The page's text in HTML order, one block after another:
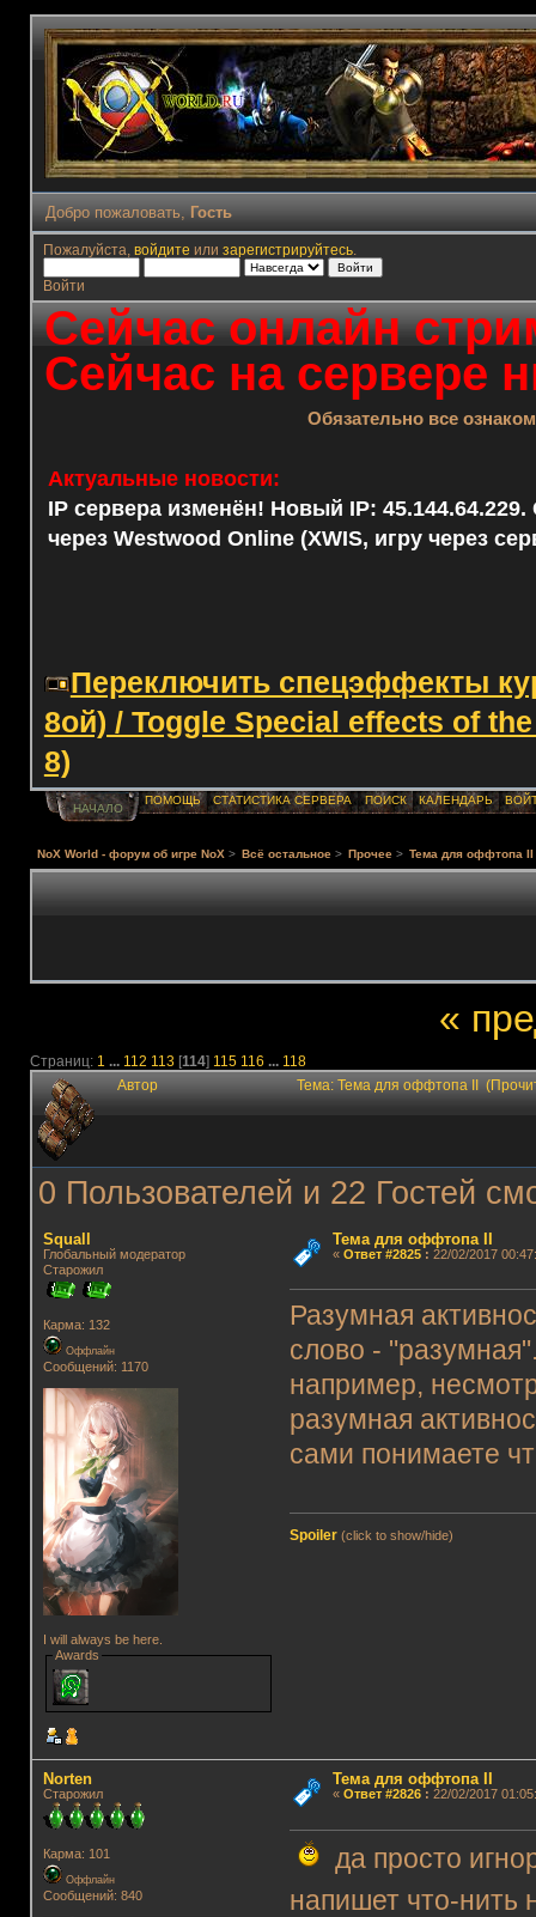
Добро пожаловать, Гость
Пожалуйста, войдите или зарегистрируйтесь.
Войти
Сейчас онлайн
Сейчас на сервере
Обязательно все
Актуальные новости:
IP сервера изменён! Новый IP: 45.144.64.229.
через Westwood Online (XWIS, игру через
Переключить спецэффекты
8ой) / Toggle Special effects of
8)
НАЧАЛО
ПОМОЩЬ СТАТИСТИКА СЕРВЕРА ПОИСК КАЛЕНДАРЬ
NoX World - форум об игре NoX > Всё остальное > Прочее > Тема для оффтопа II
«
Страниц: 1 ... 112 113[114] 115 116 ... 118
Автор Тема: Тема для оффтопа II
0 Пользователей и 22 Гостей
Squall
Глобальный модератор
Старожил
Карма: 132
Оффлайн
Сообщений: 1170
I will always be here.
Awards
Тема для оффтопа II
« Ответ #2825: 22/02/2017
Разумная
слово -
например,
разумная
сами понимаете
Spoiler (click to show/hide)
Norten
Старожил
Карма: 101
Оффлайн
Сообщений: 840
Тема для оффтопа II
« Ответ #2826: 22/02/2017
да просто
напишет что-нить